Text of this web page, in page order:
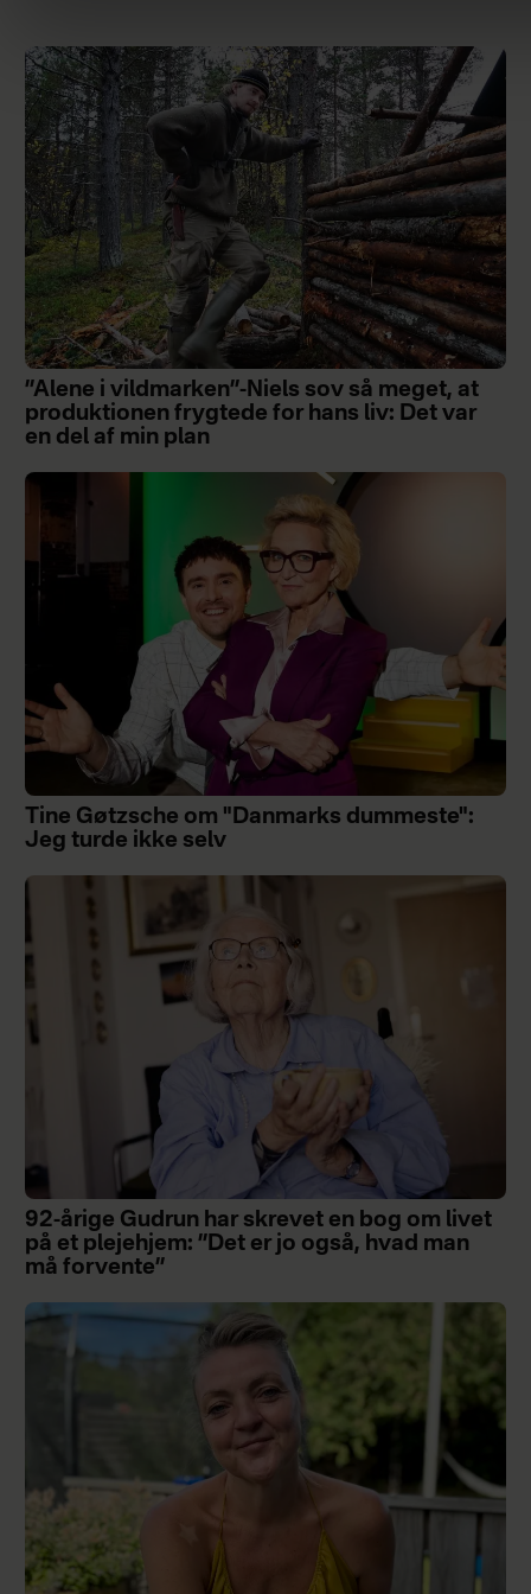
”Alene i vildmarken”-Niels sov så meget, at
produktionen frygtede for hans liv: Det var
en del af min plan
Tine Gøtzsche om "Danmarks dummeste":
Jeg turde ikke selv
92-årige Gudrun har skrevet en bog om livet
på et plejehjem: ”Det er jo også, hvad man
må forvente”